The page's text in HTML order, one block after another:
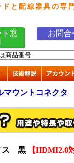
ドと配線器具の専
窓
お問合
マウントコネクタ
ス 黒
【